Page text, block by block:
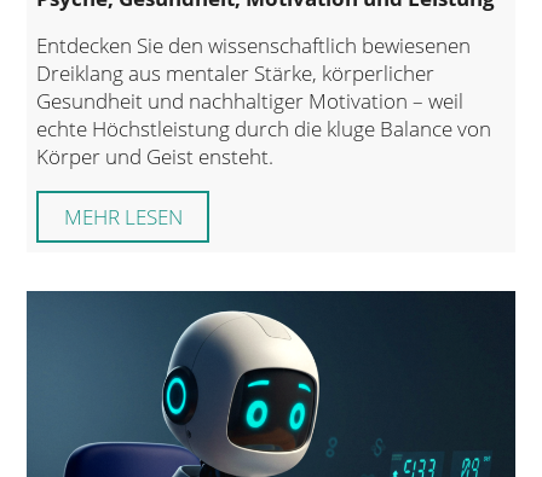
Entdecken Sie den wissenschaftlich bewiesenen
Dreiklang aus mentaler Stärke, körperlicher
Gesundheit und nachhaltiger Motivation – weil
echte Höchstleistung durch die kluge Balance von
Körper und Geist ensteht.
MEHR LESEN